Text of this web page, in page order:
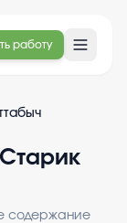
работу
Старик
содержание